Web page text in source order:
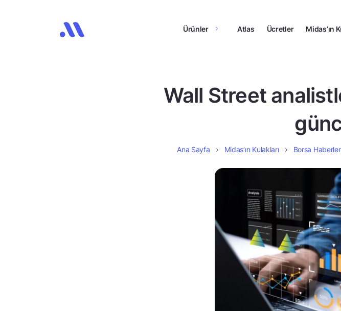
Ürünler Atlas Ücretler Midas’ın
Wall Street
Ana Sayfa Midas’ın Kulakları Borsa